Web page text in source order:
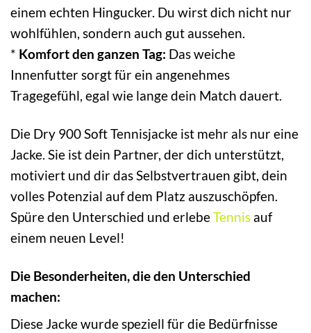
einem echten Hingucker. Du wirst dich nicht nur
wohlfühlen, sondern auch gut aussehen.
* Komfort den ganzen Tag: Das weiche
Innenfutter sorgt für ein angenehmes
Tragegefühl, egal wie lange dein Match dauert.
Die Dry 900 Soft Tennisjacke ist mehr als nur eine
Jacke. Sie ist dein Partner, der dich unterstützt,
motiviert und dir das Selbstvertrauen gibt, dein
volles Potenzial auf dem Platz auszuschöpfen.
Spüre den Unterschied und erlebeTennis auf
einem neuen Level!
Die Besonderheiten, die den Unterschied
machen:
Diese Jacke wurde speziell für die Bedürfnisse